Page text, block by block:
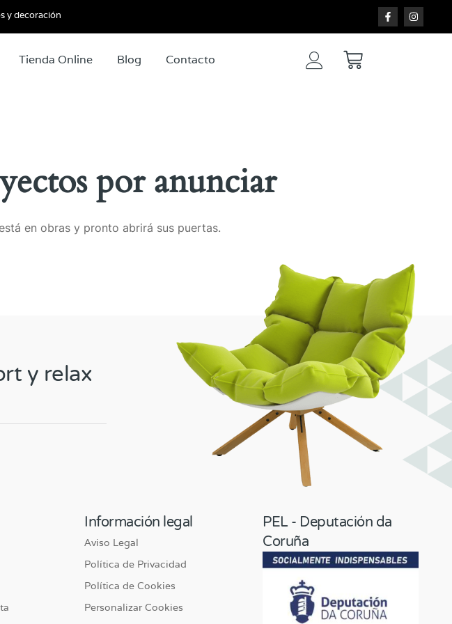
y decoración
Tienda Online Blog Contacto
por anunciar
en obras y pronto abrirá sus puertas.
y relax
Información legal
Aviso Legal
Política de Privacidad
Política de Cookies
Personalizar Cookies
PEL - Deputación da
Coruña